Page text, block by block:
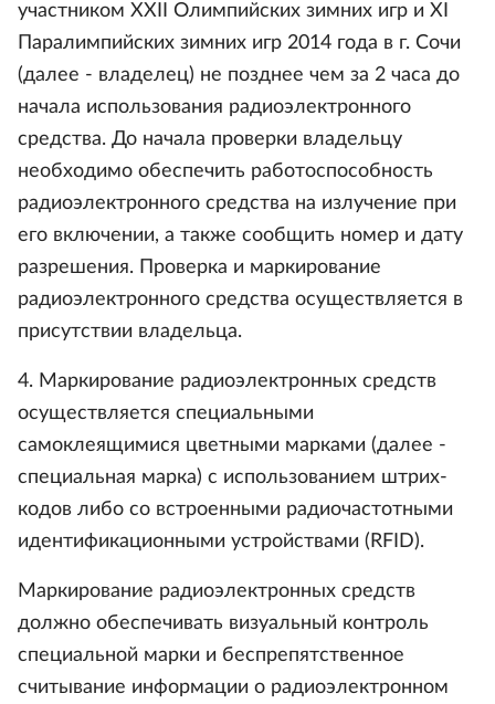
участником XXII Олимпийских зимних игр и XI
Паралимпийских зимних игр 2014 года в г. Сочи
(далее - владелец) не позднее чем за 2 часа до
начала использования радиоэлектронного
средства. До начала проверки владельцу
необходимо обеспечить работоспособность
радиоэлектронного средства на излучение при
его включении, а также сообщить номер и дату
разрешения. Проверка и маркирование
радиоэлектронного средства осуществляется в
присутствии владельца.
4. Маркирование радиоэлектронных средств
осуществляется специальными
самоклеящимися цветными марками (далее -
специальная марка) с использованием штрих-
кодов либо со встроенными радиочастотными
идентификационными устройствами (RFID).
Маркирование радиоэлектронных средств
должно обеспечивать визуальный контроль
специальной марки и беспрепятственное
считывание информации о радиоэлектронном